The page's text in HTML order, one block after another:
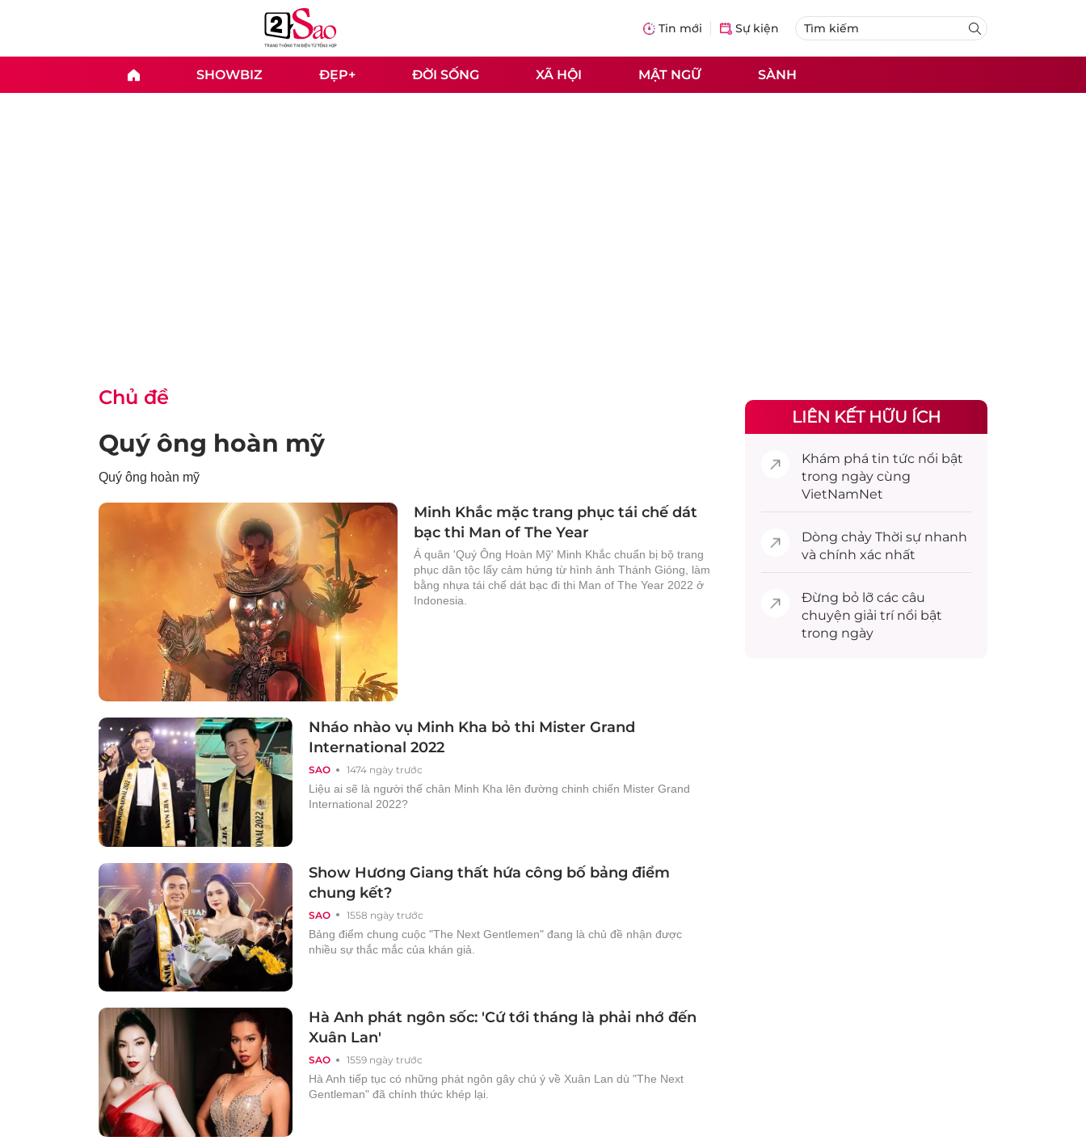
Tin mới Sự kiện
SHOWBIZ ĐẸP+ ĐỜI SỐNG XÃ HỘI MẬT NGỮ SÀNH
Chủ đề
Quý ông hoàn mỹ
Quý ông hoàn mỹ
Minh Khắc mặc trang phục tái chế dát
bạc thi Man of The Year
Á quân 'Quý Ông Hoàn Mỹ' Minh Khắc chuẩn bị bộ trang
phục dân tộc lấy cảm hứng từ hình ảnh Thánh Gióng, làm
bằng nhựa tái chế dát bạc đi thi Man of The Year 2022 ở
Indonesia.
SAO 1474 ngày trước
Nháo nhào vụ Minh Kha bỏ thi Mister Grand
International 2022
Liệu ai sẽ là người thế chân Minh Kha lên đường chinh chiến Mister Grand
International 2022?
SAO 1558 ngày trước
Show Hương Giang thất hứa công bố bảng điểm
chung kết?
Bảng điểm chung cuộc "The Next Gentlemen" đang là chủ đề nhận được
nhiều sự thắc mắc của khán giả.
SAO 1559 ngày trước
Hà Anh phát ngôn sốc: 'Cứ tới tháng là phải nhớ đến
Xuân Lan'
Hà Anh tiếp tục có những phát ngôn gây chú ý về Xuân Lan dù "The Next
Gentleman" đã chính thức khép lại.
LIÊN KẾT HỮU ÍCH
Khám phá tin tức nổi bật
trong ngày cùng
VietNamNet
Dòng chảy Thời sự nhanh
và chính xác nhất
Đừng bỏ lỡ các câu
chuyện giải trínổi bật
trong ngày